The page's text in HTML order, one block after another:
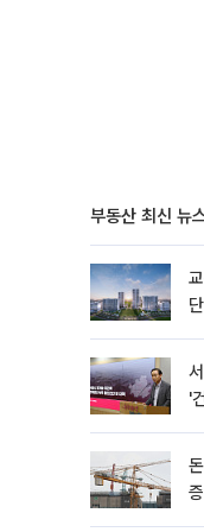
부동산 최신 뉴
'